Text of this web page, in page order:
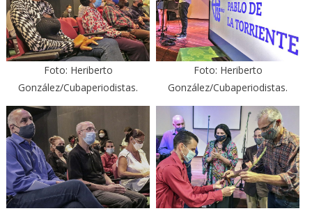
Foto: Heriberto
González/Cubaperiodistas.
Foto: Heriberto
González/Cubaperiodistas.